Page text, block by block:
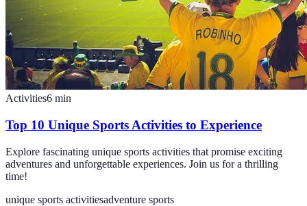
Activities6 min
Top 10 Unique Sports Activities to Experience
Explore fascinating unique sports activities that promise exciting
adventures and unforgettable experiences. Join us for a thrilling
time!
unique sports activitiesadventure sports